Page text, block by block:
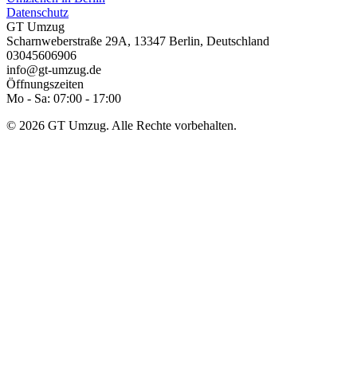
Datenschutz
GT Umzug
Scharnweberstraße 29A, 13347 Berlin, Deutschland
03045606906
info@gt-umzug.de
Öffnungszeiten
Mo - Sa: 07:00 - 17:00
© 2026 GT Umzug. Alle Rechte vorbehalten.